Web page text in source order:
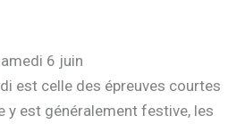
6 juin
est celle des épreuves courtes
y est généralement festive, les